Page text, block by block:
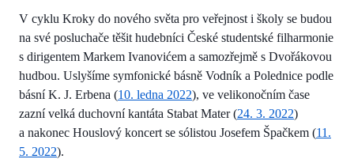
V cyklu Kroky do nového světa pro veřejnost i školy se budou
na své posluchače těšit hudebníci České studentské filharmonie
s dirigentem Markem Ivanovićem a samozřejmě s Dvořákovou
hudbou. Uslyšíme symfonické básně Vodník a Polednice podle
básní K. J. Erbena (10. ledna 2022), ve velikonočním čase
zazní velká duchovní kantáta Stabat Mater (24. 3. 2022)
a nakonec Houslový koncert se sólistou Josefem Špačkem (11.
5. 2022).